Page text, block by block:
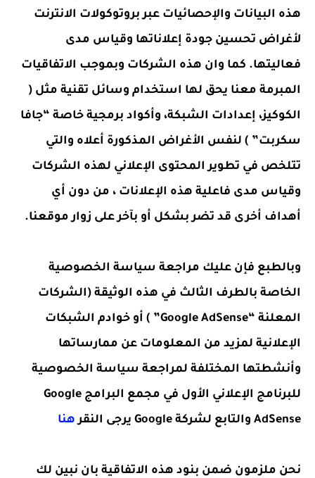
هذه البيانات والإحصائيات عبر بروتوكولات الانترنت
لأغراض تحسين جودة إعلاناتها وقياس مدى
فعاليتها. كما وان هذه الشركات وبموجب الاتفاقيات
المبرمة معنا يحق لها استخدام وسائل تقنية مثل (
الكوكيز، إعدادات الشبكة، وأكواد برمجية خاصة “جافا
سكربت” ) لنفس الأغراض المذكورة أعلاه والتي
تتلخص في تطوير المحتوى الإعلاني لهذه الشركات
وقياس مدى فاعلية هذه الإعلانات ، من دون أي
أهداف أخرى قد تضر بشكل أو بآخر على زوار موقعنا.
وبالطبع فإن عليك مراجعة سياسة الخصوصية
الخاصة بالطرف الثالث في هذه الوثيقة (الشركات
المعلنة “Google AdSense” ) أو خوادم الشبكات
الإعلانية لمزيد من المعلومات عن ممارساتها
وأنشطتها المختلفة لمراجعة سياسة الخصوصية
للبرنامج الإعلاني الأول في مجمع البرامج Google
AdSense والتابع لشركة Google يرجى النقر
هنا
نحن ملزمون ضمن بنود هذه الاتفاقية بان نبين لك